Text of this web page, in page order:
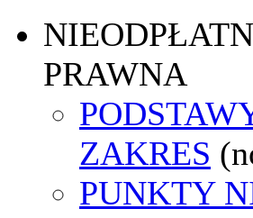
PRAWNA
ZAKRES
PUNKTY